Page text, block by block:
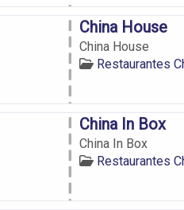
China House
China House
Restaurantes
China In Box
China In Box
Restaurantes